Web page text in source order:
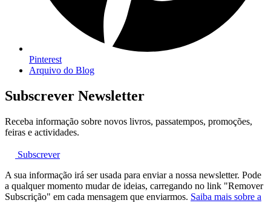
Pinterest
Arquivo do Blog
Subscrever Newsletter
Receba informação sobre novos livros, passatempos, promoções,
feiras e actividades.
Subscrever
A sua informação irá ser usada para enviar a nossa newsletter. Pode
a qualquer momento mudar de ideias, carregando no link "Remover
Subscrição" em cada mensagem que enviarmos. Saiba mais sobre a